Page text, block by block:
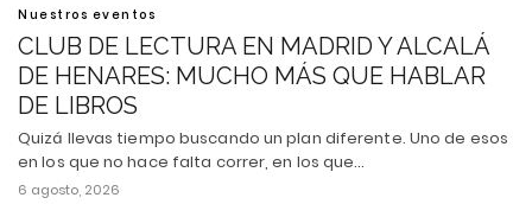
Nuestros eventos
CLUB DE LECTURA EN MADRID Y ALCALÁ
DE HENARES: MUCHO MÁS QUE HABLAR
DE LIBROS
Quizá llevas tiempo buscando un plan diferente. Uno de esos
en los que no hace falta correr, en los que…
6 agosto, 2026